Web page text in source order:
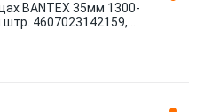
BANTEX 35мм 1300-
4607023142159,